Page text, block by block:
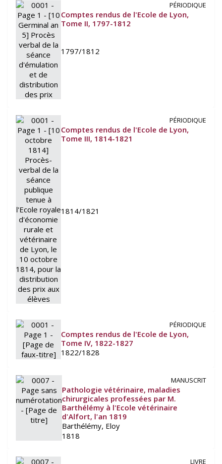
PÉRIODIQUE
Comptes rendus de l'Ecole de Lyon,
Tome II, 1797-1812
1797/1812
PÉRIODIQUE
Comptes rendus de l'Ecole de Lyon,
Tome III, 1814-1821
1814/1821
PÉRIODIQUE
Comptes rendus de l'Ecole de Lyon,
Tome IV, 1822-1827
1822/1828
MANUSCRIT
Pathologie vétérinaire, maladies
chirurgicales professées par M.
Barthélémy à l'Ecole vétérinaire
d'Alfort, l'an 1819
Barthélémy, Eloy
1818
LIVRE